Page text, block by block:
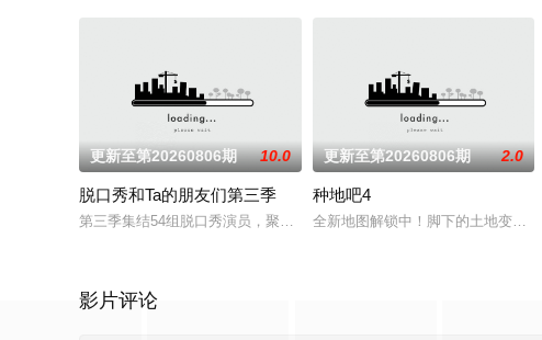
更新至第20260806期 10.0
脱口秀和Ta的朋友们第三季
第三季集结54组脱口秀演员，聚集资深老人和新锐潜力新人，阵容多元丰
更新至第20260806期 2.0
种地吧4
全新地图解锁中！脚下的土地变了
影片评论